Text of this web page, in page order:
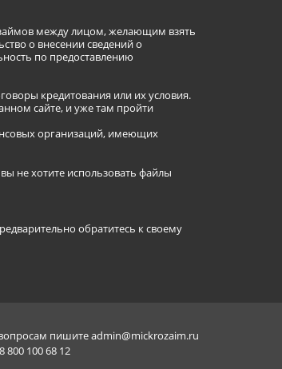
между лицом, желающим взять
о внесении сведений о
по предоставлению
кредитования или их условия.
сайте, и уже там пройти
организаций, имеющих
не хотите использовать файлы
обратитесь к своему
пишитеadmin@mickrozaim.ru
800 100 68 12